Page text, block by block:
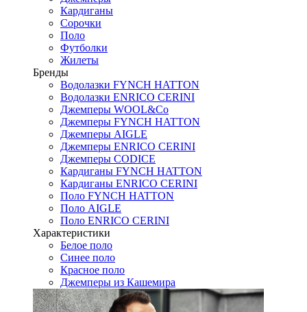
Кардиганы
Сорочки
Поло
Футболки
Жилеты
Бренды
Водолазки FYNCH HATTON
Водолазки ENRICO CERINI
Джемперы WOOL&Co
Джемперы FYNCH HATTON
Джемперы AIGLE
Джемперы ENRICO CERINI
Джемперы CODICE
Кардиганы FYNCH HATTON
Кардиганы ENRICO CERINI
Поло FYNCH HATTON
Поло AIGLE
Поло ENRICO CERINI
Характеристики
Белое поло
Синее поло
Красное поло
Джемперы из Кашемира